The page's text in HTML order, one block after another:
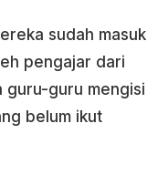
sudah masuk
pengajar dari
guru-guru mengisi
belum ikut